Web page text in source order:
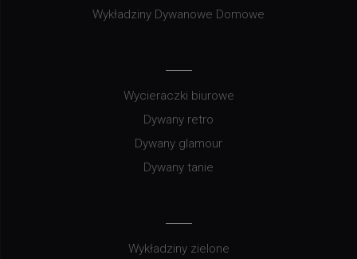
Wykładziny Dywanowe Domowe
Wycieraczki biurowe
Dywany retro
Dywany glamour
Dywany tanie
Wykładziny zielone